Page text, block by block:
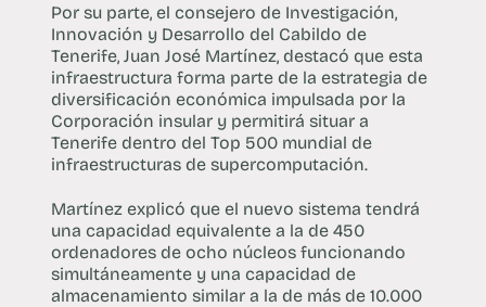
Por su parte, el consejero de Investigación,
Innovación y Desarrollo del Cabildo de
Tenerife, Juan José Martínez, destacó que esta
infraestructura forma parte de la estrategia de
diversificación económica impulsada por la
Corporación insular y permitirá situar a
Tenerife dentro del Top 500 mundial de
infraestructuras de supercomputación.
Martínez explicó que el nuevo sistema tendrá
una capacidad equivalente a la de 450
ordenadores de ocho núcleos funcionando
simultáneamente y una capacidad de
almacenamiento similar a la de más de 10.000